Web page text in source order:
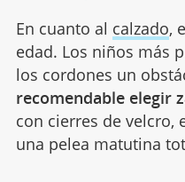
En cuanto al calzado,
edad. Los niños más
los cordones un
recomendable elegir
con cierres de velcro,
una pelea matutina